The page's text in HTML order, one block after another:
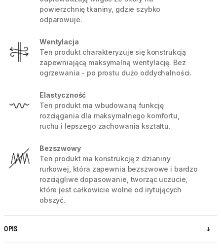
powierzchnię tkaniny, gdzie szybko
odparowuje.
Wentylacja
Ten produkt charakteryzuje się konstrukcją
zapewniającą maksymalną wentylację. Bez
ogrzewania - po prostu dużo oddychalności.
Elastyczność
Ten produkt ma wbudowaną funkcję
rozciągania dla maksymalnego komfortu,
ruchu i lepszego zachowania kształtu.
Bezszwowy
Ten produkt ma konstrukcję z dzianiny
rurkowej, która zapewnia bezszwowe i bardzo
rozciągliwe dopasowanie, tworząc uczucie,
które jest całkowicie wolne od irytujących
obszyć.
OPIS